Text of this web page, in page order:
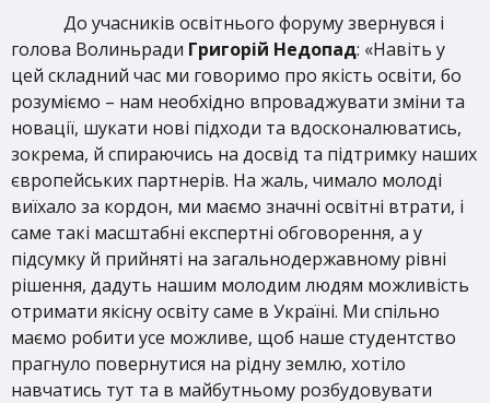
До учасників освітнього форуму звернувся і
голова Волиньради Григорій Недопад: «Навіть у
цей складний час ми говоримо про якість освіти, бо
розуміємо – нам необхідно впроваджувати зміни та
новації, шукати нові підходи та вдосконалюватись,
зокрема, й спираючись на досвід та підтримку наших
європейських партнерів. На жаль, чимало молоді
виїхало за кордон, ми маємо значні освітні втрати, і
саме такі масштабні експертні обговорення, а у
підсумку й прийняті на загальнодержавному рівні
рішення, дадуть нашим молодим людям можливість
отримати якісну освіту саме в Україні. Ми спільно
маємо робити усе можливе, щоб наше студентство
прагнуло повернутися на рідну землю, хотіло
навчатись тут та в майбутньому розбудовувати